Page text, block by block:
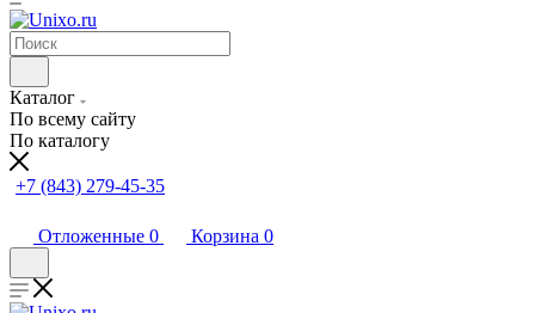
Каталог
По всему сайту
По каталогу
+7 (843) 279-45-35
Отложенные 0 Корзина 0